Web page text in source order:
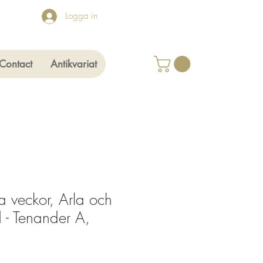
Logga in
Antikvariat
veckor, Arla och
Tenander A,